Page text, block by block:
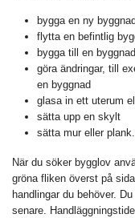
bygga en ny byggnad
flytta en befintlig
bygga till en byggnad
göra ändringar, till
en byggnad
glasa in ett uterum
sätta upp en skylt
sätta mur eller plank.
När du söker bygglov
gröna fliken överst på
handlingar du behöver.
senare.